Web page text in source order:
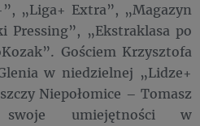
„Liga+ Extra”, „Magazyn
Pressing”, „Ekstraklasa po
Gościem Krzysztofa
w niedzielnej „Lidze+
Niepołomice – Tomasz
umiejętności w